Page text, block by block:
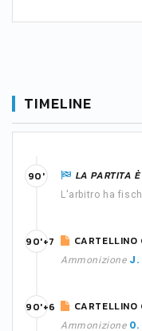
TIMELINE
LA PARTITA
L'arbitro ha
90'
CARTELLINO
Ammonizione J.
90'+7
CARTELLINO
Ammonizione
90'+6